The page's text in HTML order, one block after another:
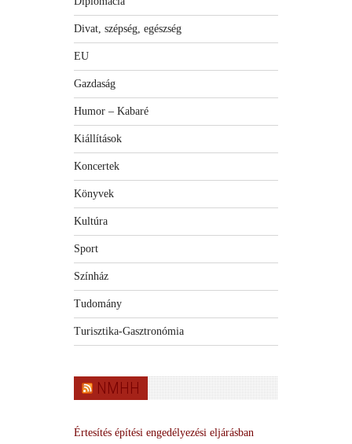
Divat, szépség, egészség
EU
Gazdaság
Humor – Kabaré
Kiállítások
Koncertek
Könyvek
Kultúra
Sport
Színház
Tudomány
Turisztika-Gasztronómia
NMHH
Értesítés építési engedélyezési eljárásban